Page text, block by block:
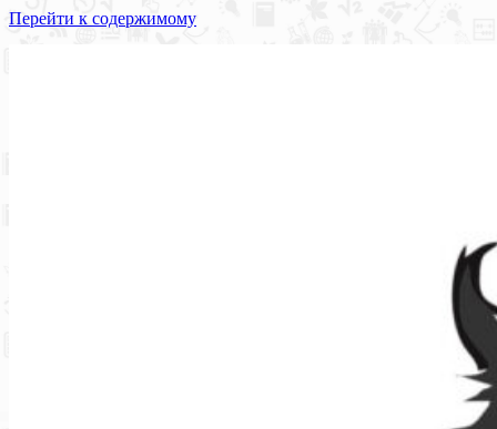
Перейти к содержимому